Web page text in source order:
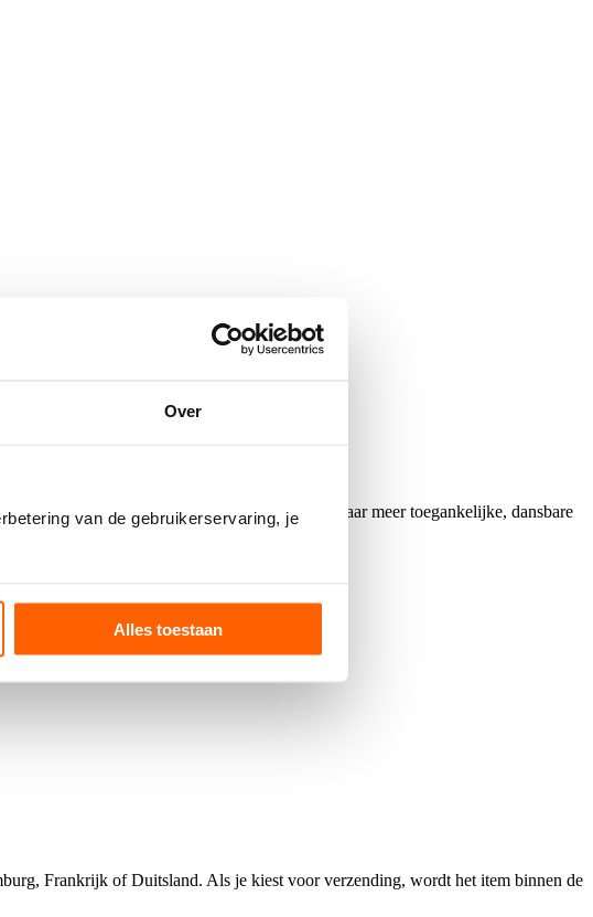
Over
van de gebruikerservaring, je
Alles toestaan
studioalbum en markeert een terugkeer naar meer toegankelijke, dansbare
werd een protest- en vieringslied.
Frankrijk of Duitsland. Als je kiest voor verzending, wordt het item binnen de